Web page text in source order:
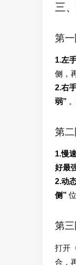
三
第一
1.左
侧，
2.右
弱”
第
1.慢
好最
2.动
侧”
第
打开
合，